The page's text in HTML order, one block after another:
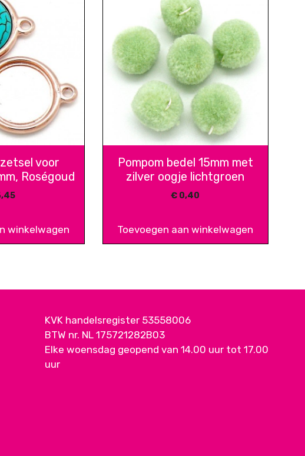
voor
Roségoud
winkelwagen
Pompom bedel 15mm met
zilver oogje lichtgroen
€ 0,40
Toevoegen aan winkelwagen
KVK handelsregister 53558006
BTW nr. NL 175721282B03
Elke woensdag geopend van 14.00 uur tot 17.00
uur